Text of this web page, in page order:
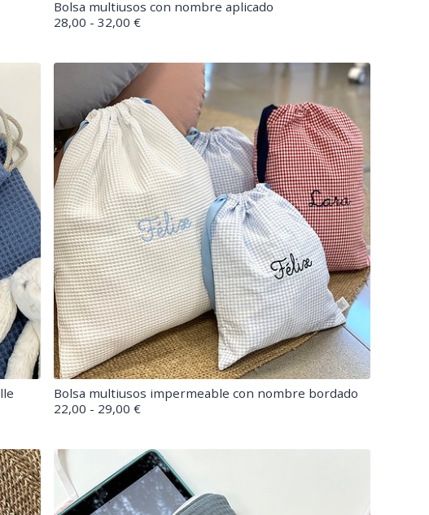
Bolsa multiusos con nombre aplicado
28,00 - 32,00 €
Bolsa multiusos impermeable con nombre bordado
22,00 - 29,00 €